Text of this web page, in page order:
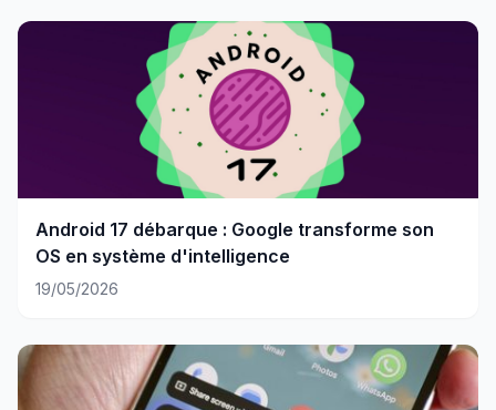
Android 17 débarque : Google transforme son
OS en système d'intelligence
19/05/2026